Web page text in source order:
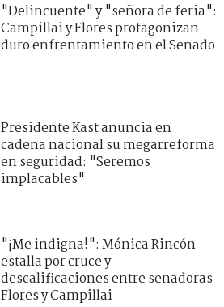
"Delincuente" y "señora de feria":
Campillai y Flores protagonizan
duro enfrentamiento en el Senado
Presidente Kast anuncia en
cadena nacional su megarreforma
en seguridad: "Seremos
implacables"
"¡Me indigna!": Mónica Rincón
estalla por cruce y
descalificaciones entre senadoras
Flores y Campillai